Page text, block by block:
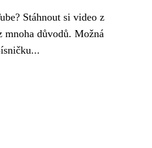
Stáhnout si video z
mnoha důvodů. Možná